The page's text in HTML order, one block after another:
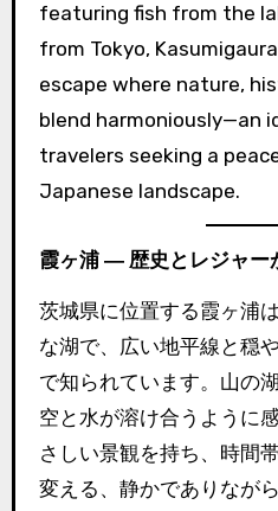
featuring fish from the
from Tokyo,
escape where nature,
blend harmoniously—an
travelers seeking a
Japanese landscape.
霞ヶ浦 ― 歴史とレジャー
茨城県に位置する霞ヶ浦
な湖で、広い地平線と穏
で知られています。山の
空と水が溶け合うように
さしい景観を持ち、時間
変える、静かでありなが